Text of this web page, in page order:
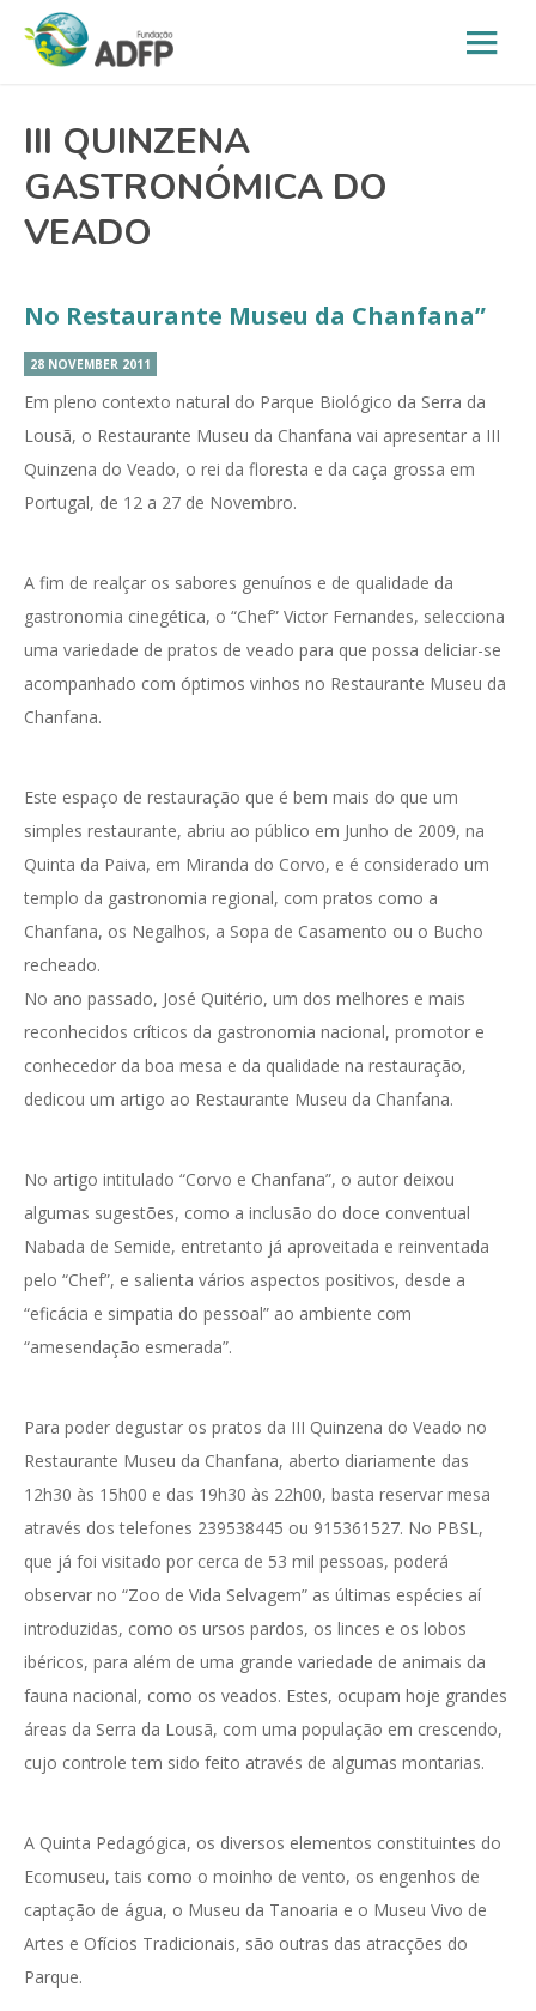
III QUINZENA
GASTRONÓMICA DO
VEADO
No Restaurante Museu da Chanfana”
28 NOVEMBER 2011
Em pleno contexto natural do Parque Biológico da Serra da
Lousã, o Restaurante Museu da Chanfana vai apresentar a III
Quinzena do Veado, o rei da floresta e da caça grossa em
Portugal, de 12 a 27 de Novembro.
A fim de realçar os sabores genuínos e de qualidade da
gastronomia cinegética, o “Chef” Victor Fernandes, selecciona
uma variedade de pratos de veado para que possa deliciar-se
acompanhado com óptimos vinhos no Restaurante Museu da
Chanfana.
Este espaço de restauração que é bem mais do que um
simples restaurante, abriu ao público em Junho de 2009, na
Quinta da Paiva, em Miranda do Corvo, e é considerado um
templo da gastronomia regional, com pratos como a
Chanfana, os Negalhos, a Sopa de Casamento ou o Bucho
recheado.
No ano passado, José Quitério, um dos melhores e mais
reconhecidos críticos da gastronomia nacional, promotor e
conhecedor da boa mesa e da qualidade na restauração,
dedicou um artigo ao Restaurante Museu da Chanfana.
No artigo intitulado “Corvo e Chanfana”, o autor deixou
algumas sugestões, como a inclusão do doce conventual
Nabada de Semide, entretanto já aproveitada e reinventada
pelo “Chef”, e salienta vários aspectos positivos, desde a
“eficácia e simpatia do pessoal” ao ambiente com
“amesendação esmerada”.
Para poder degustar os pratos da III Quinzena do Veado no
Restaurante Museu da Chanfana, aberto diariamente das
12h30 às 15h00 e das 19h30 às 22h00, basta reservar mesa
através dos telefones 239538445 ou 915361527. No PBSL,
que já foi visitado por cerca de 53 mil pessoas, poderá
observar no “Zoo de Vida Selvagem” as últimas espécies aí
introduzidas, como os ursos pardos, os linces e os lobos
ibéricos, para além de uma grande variedade de animais da
fauna nacional, como os veados. Estes, ocupam hoje grandes
áreas da Serra da Lousã, com uma população em crescendo,
cujo controle tem sido feito através de algumas montarias.
A Quinta Pedagógica, os diversos elementos constituintes do
Ecomuseu, tais como o moinho de vento, os engenhos de
captação de água, o Museu da Tanoaria e o Museu Vivo de
Artes e Ofícios Tradicionais, são outras das atracções do
Parque.